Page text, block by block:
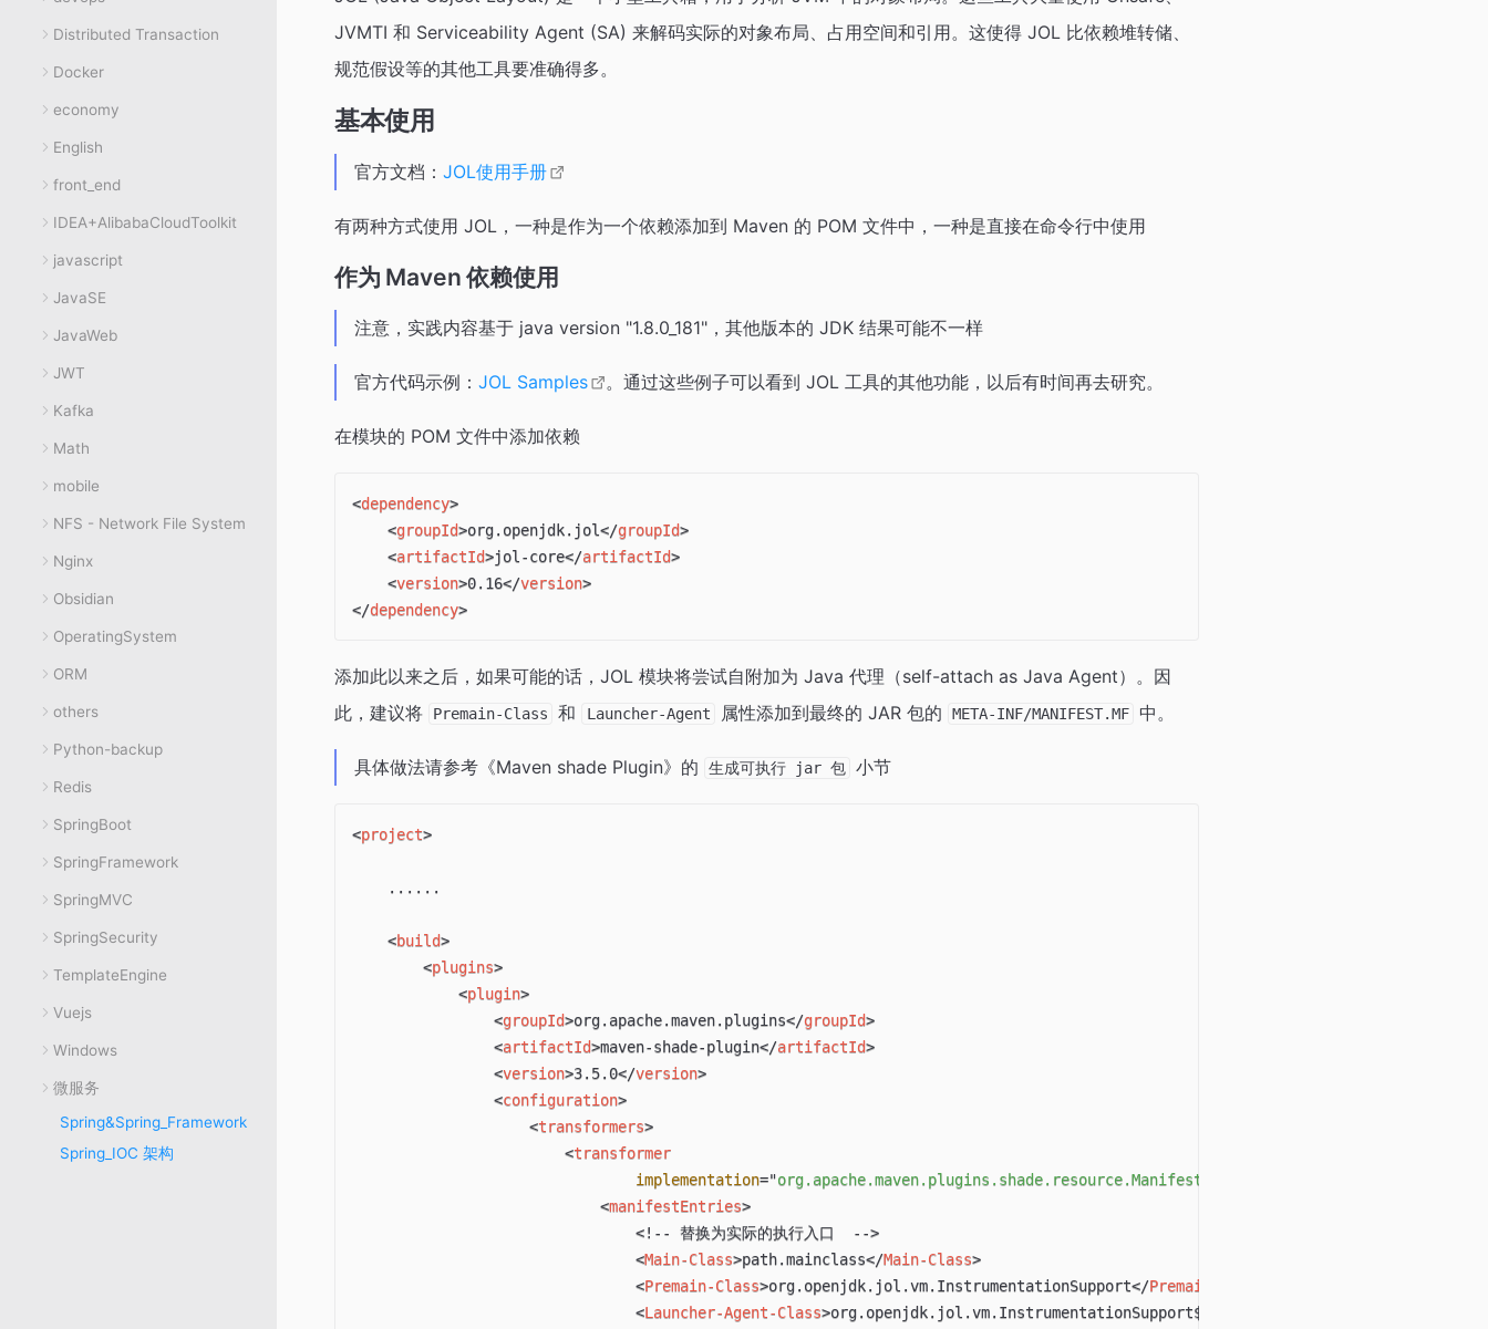
Distributed Transaction
Docker
economy
English
front_end
IDEA+AlibabaCloudToolkit
javascript
JavaSE
JavaWeb
JWT
Kafka
Math
mobile
NFS - Network File System
Nginx
Obsidian
OperatingSystem
ORM
others
Python-backup
Redis
SpringBoot
SpringFramework
SpringMVC
SpringSecurity
TemplateEngine
Vuejs
Windows
微服务
Spring&Spring_Framework
Spring_IOC 架构
JVMTI 和 Serviceability Agent (SA) 来解码实际的对象布局、占用空间和引用。这使得 JOL 比依赖堆转储、
规范假设等的其他工具要准确得多。
基本使用
官方文档： JOL使用手册
有两种方式使用 JOL，一种是作为一个依赖添加到 Maven 的 POM 文件中，一种是直接在命令行中使用
作为 Maven 依赖使用
注意，实践内容基于 java version "1.8.0_181"，其他版本的 JDK 结果可能不一样
官方代码示例： JOL Samples 。通过这些例子可以看到 JOL 工具的其他功能，以后有时间再去研究。
在模块的 POM 文件中添加依赖
<dependency>
<groupId>org.openjdk.jol</groupId>
<artifactId>jol-core</artifactId>
<version>0.16</version>
</dependency>
添加此以来之后，如果可能的话，JOL 模块将尝试自附加为 Java 代理（self-attach as Java Agent）。因
此，建议将
Premain-Class 和 Launcher-Agent 属性添加到最终的 JAR 包的 META-INF/MANIFEST.MF 中。
具体做法请参考《Maven shade Plugin》的 生成可执行 jar 包 小节
<project>
    ......
<build>
<plugins>
<plugin>
<groupId>org.apache.maven.plugins</groupId>
<artifactId>maven-shade-plugin</artifactId>
<version>3.5.0</version>
<configuration>
<transformers>
<transformer
implementation="org.apache.maven.plugins.shade.resource.ManifestResourceTransformer
<manifestEntries>
<!-- 替换为实际的执行入口  -->
<Main-Class>path.mainclass</Main-Class>
<Premain-Class>org.openjdk.jol.vm.InstrumentationSupport</Premain-Class
<Launcher-Agent-Class>org.openjdk.jol.vm.InstrumentationSupport$Installer